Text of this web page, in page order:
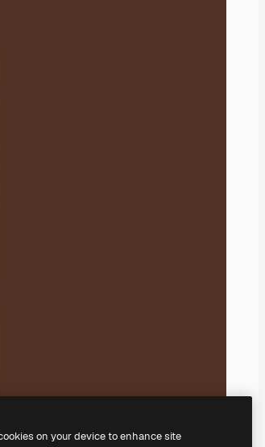
on your device to enhance site